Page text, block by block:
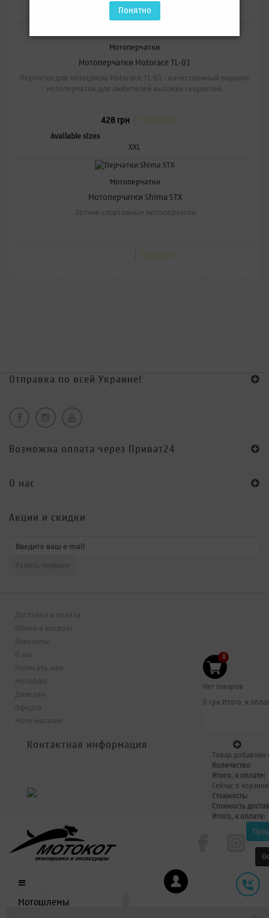
XL
Мотоперчатки
Мотоперчатки Motorace TL-01
Перчатки для мотоцикла Motorace TL-01 - качественный вариант
мотоперчаток для любителей высоких скоростей.
428 грн
Available sizes
XXL
Мотоперчатки
Мотоперчатки Shima STX
Летние спортивные мотоперчатки
Понятно
Отправка по всей Украине!
Возможна оплата через Приват24
O нас
Акции и скидки
Доставка и оплата
Обмен и возврат
Контакты
О нас
Написать нам
Мотоблог
Дилерам
Оферта
Мото магазин
Контактная информация
0
Нет товаров
0 грн Итого, к
Товар добавлен
Количество
Итого, к оплате:
Сейчас в
Стоимость:
Стоимость
Итого, к оплате:
Мотошлемы